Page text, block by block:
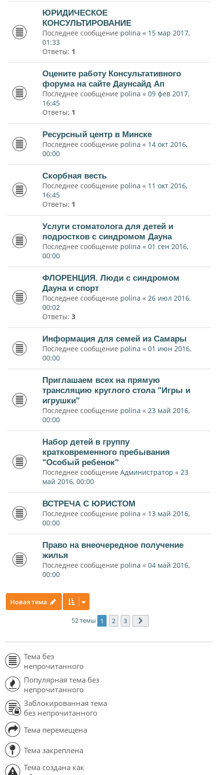
ЮРИДИЧЕСКОЕ
КОНСУЛЬТИРОВАНИЕ
Последнее сообщение polina « 15 мар 2017,
01:33
Ответы: 1
Оцените работу Консультативного
форума на сайте Даунсайд Ап
Последнее сообщение polina « 09 фев 2017,
16:45
Ответы: 1
Ресурсный центр в Минске
Последнее сообщение polina « 14 окт 2016,
00:00
Скорбная весть
Последнее сообщение polina « 11 окт 2016,
16:45
Ответы: 1
Услуги стоматолога для детей и
подростков с синдромом Дауна
Последнее сообщение polina « 01 сен 2016,
00:00
ФЛОРЕНЦИЯ. Люди с синдромом
Дауна и спорт
Последнее сообщение polina « 26 июл 2016,
00:02
Ответы: 3
Информация для семей из Самары
Последнее сообщение polina « 01 июн 2016,
00:00
Приглашаем всех на прямую
трансляцию круглого стола "Игры и
игрушки"
Последнее сообщение polina « 23 май 2016,
00:00
Набор детей в группу
кратковременного пребывания
"Особый ребенок"
Последнее сообщение Администратор « 23
май 2016, 00:00
ВСТРЕЧА С ЮРИСТОМ
Последнее сообщение polina « 13 май 2016,
00:00
Право на внеочередное получение
жилья
Последнее сообщение polina « 04 май 2016,
00:00
Новая тема
52 темы 1 2 3
Тема без
непрочитанного
Популярная тема без
непрочитанного
Заблокированная тема
без непрочитанного
Тема перемещена
Тема закреплена
Тема создана как